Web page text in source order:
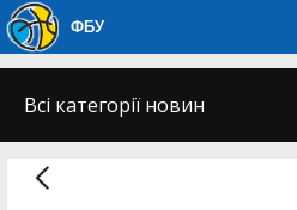
ФБУ
Всі категорії новин